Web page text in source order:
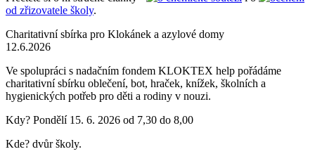
od zřizovatele školy.
Charitativní sbírka pro Klokánek a azylové domy
12.6.2026
Ve spolupráci s nadačním fondem KLOKTEX help pořádáme
charitativní sbírku oblečení, bot, hraček, knížek, školních a
hygienických potřeb pro děti a rodiny v nouzi.
Kdy? Pondělí 15. 6. 2026 od 7,30 do 8,00
Kde? dvůr školy.